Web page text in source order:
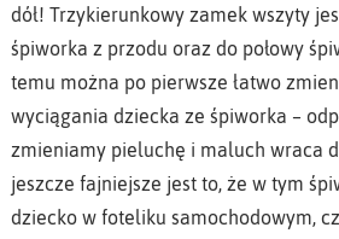
dół! Trzykierunkowy zamek wszyty
śpiworka z przodu oraz do połowy
temu można po pierwsze łatwo
wyciągania dziecka ze śpiworka –
zmieniamy pieluchę i maluch wraca
jeszcze fajniejsze jest to, że w tym
dziecko w foteliku samochodowym,